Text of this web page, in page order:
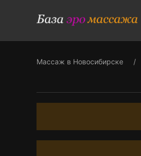
Массаж в Новосибирске